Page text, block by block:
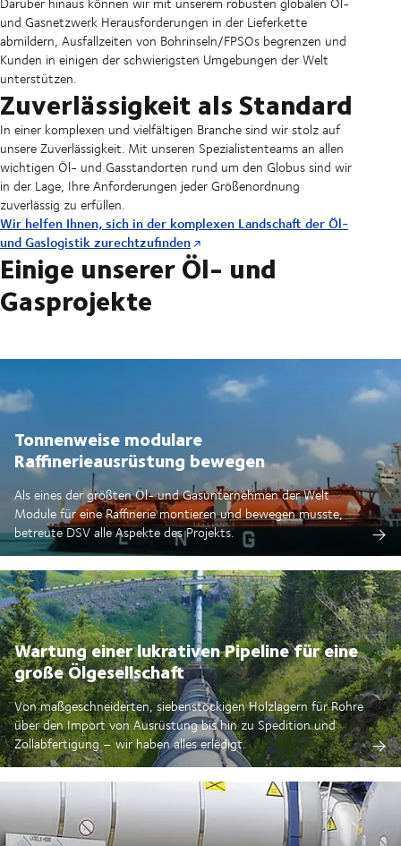
und Gasnetzwerk Herausforderungen in der Lieferkette
abmildern, Ausfallzeiten von Bohrinseln/FPSOs begrenzen und
Kunden in einigen der schwierigsten Umgebungen der Welt
unterstützen.
Zuverlässigkeit als Standard
In einer komplexen und vielfältigen Branche sind wir stolz auf
unsere Zuverlässigkeit. Mit unseren Spezialistenteams an allen
wichtigen Öl- und Gasstandorten rund um den Globus sind wir
in der Lage, Ihre Anforderungen jeder Größenordnung
zuverlässig zu erfüllen.
Wir helfen Ihnen, sich in der komplexen Landschaft der Öl-
und Gaslogistik zurechtzufinden
Einige unserer Öl- und
Gasprojekte
Tonnenweise modulare
Raffinerieausrüstung bewegen
Als eines der größten Öl- und Gasunternehmen der Welt
Module für eine Raffinerie montieren und bewegen musste,
betreute DSV alle Aspekte des Projekts.
Wartung einer lukrativen Pipeline für eine
große Ölgesellschaft
Von maßgeschneiderten, siebenstöckigen Holzlagern für Rohre
über den Import von Ausrüstung bis hin zu Spedition und
Zollabfertigung – wir haben alles erledigt.